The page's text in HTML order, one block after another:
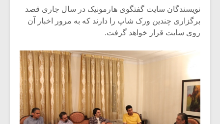
نویسندگان سایت گفتگوی هارمونیک در سال جاری قصد
برگزاری چندین ورک شاپ را دارند که به مرور اخبار آن
روی سایت قرار خواهد گرفت.